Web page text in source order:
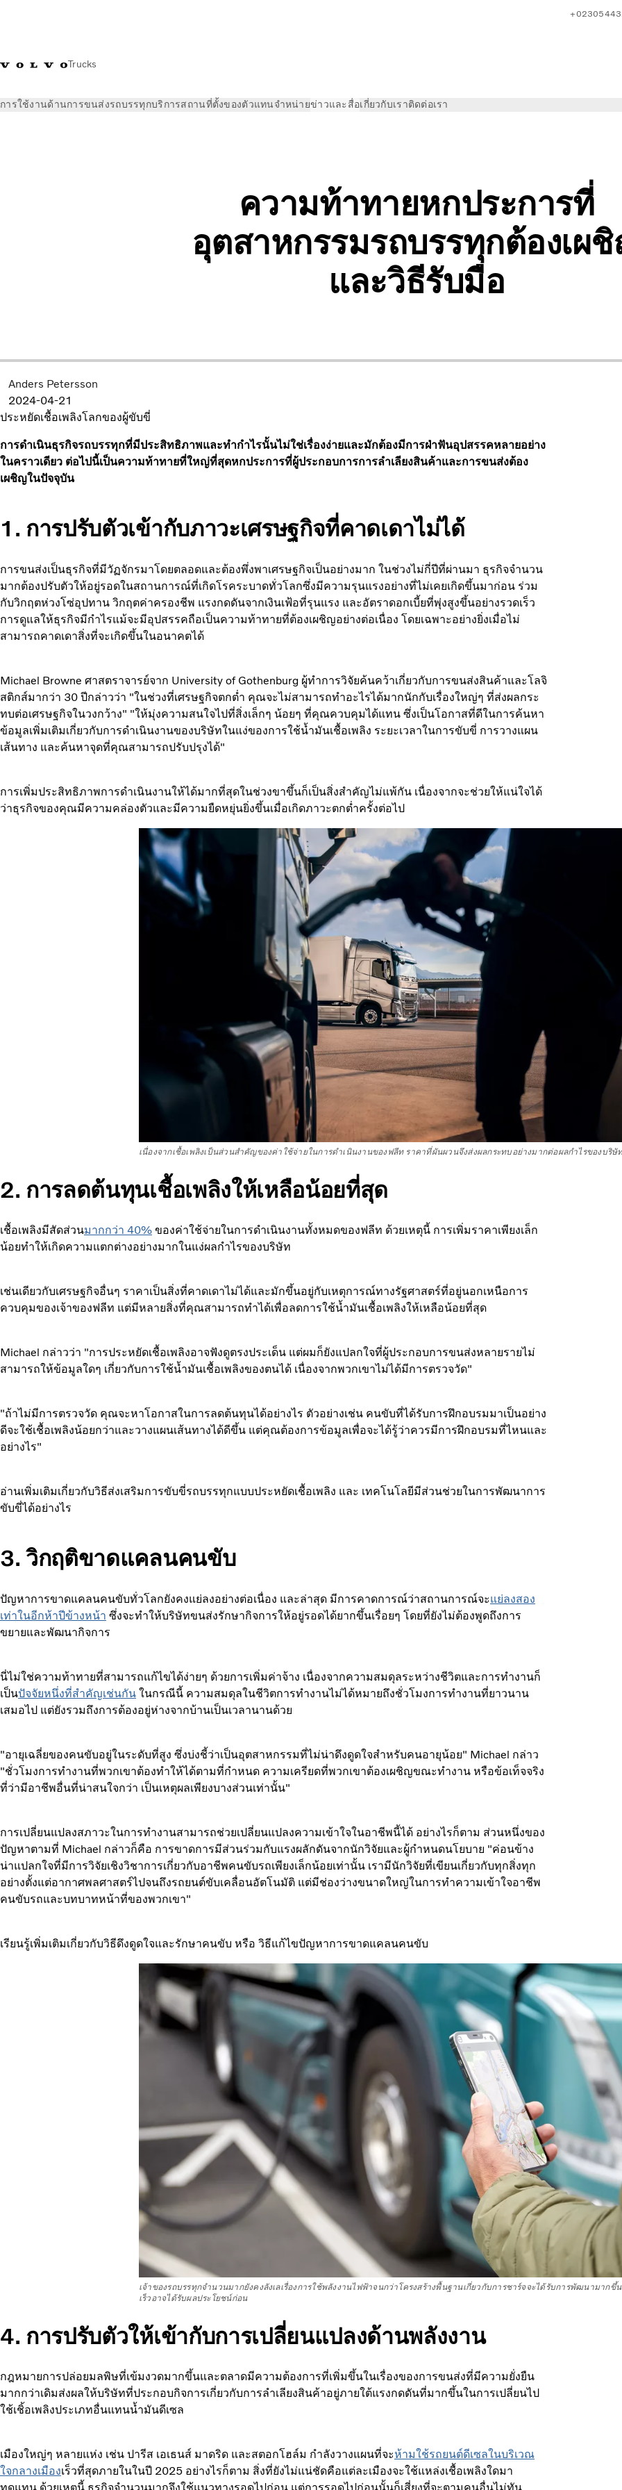
Trucks
การใช้งานด้านการขนส่งรถบรรทุกบริการสถานที่ตั้งของตัวแทนจำหน่ายข่าวและสื่อเกี่ยวกับเราติดต่อเรา
ความท้าทายหกประการที่
อุตสาหกรรมรถบรรทุกต้องเผ
และวิธีรับมือ
Anders Petersson
2024-04-21
ประหยัดเชื้อเพลิงโลกของผู้ขับขี่
การดำเนินธุรกิจรถบรรทุกที่มีประสิทธิภาพและทำกำไรนั้นไม่ใช่เรื่องง่ายและมักต้องมีการฝ่าฟันอุปสรรคหลายอย่าง
ในคราวเดียว ต่อไปนี้เป็นความท้าทายที่ใหญ่ที่สุดหกประการที่ผู้ประกอบการการลำเลียงสินค้าและการขนส่งต้อง
เผชิญในปัจจุบัน
1. การปรับตัวเข้ากับภาวะเศรษฐกิจที่คาดเดาไม่ได้
การขนส่งเป็นธุรกิจที่มีวัฏจักรมาโดยตลอดและต้องพึ่งพาเศรษฐกิจเป็นอย่างมาก ในช่วงไม่กี่ปีที่ผ่านมา ธุรกิจจำนวน
มากต้องปรับตัวให้อยู่รอดในสถานการณ์ที่เกิดโรคระบาดทั่วโลกซึ่งมีความรุนแรงอย่างที่ไม่เคยเกิดขึ้นมาก่อน ร่วม
กับวิกฤตห่วงโซ่อุปทาน วิกฤตค่าครองชีพ แรงกดดันจากเงินเฟ้อที่รุนแรง และอัตราดอกเบี้ยที่พุ่งสูงขึ้นอย่างรวดเร็ว
การดูแลให้ธุรกิจมีกำไรแม้จะมีอุปสรรคถือเป็นความท้าทายที่ต้องเผชิญอย่างต่อเนื่อง โดยเฉพาะอย่างยิ่งเมื่อไม่
สามารถคาดเดาสิ่งที่จะเกิดขึ้นในอนาคตได้
Michael Browne ศาสตราจารย์จาก University of Gothenburg ผู้ทำการวิจัยค้นคว้าเกี่ยวกับการขนส่งสินค้าและโลจิ
สติกส์มากว่า 30 ปีกล่าวว่า "ในช่วงที่เศรษฐกิจตกต่ำ คุณจะไม่สามารถทำอะไรได้มากนักกับเรื่องใหญ่ๆ ที่ส่งผลกระ
ทบต่อเศรษฐกิจในวงกว้าง" "ให้มุ่งความสนใจไปที่สิ่งเล็กๆ น้อยๆ ที่คุณควบคุมได้แทน ซึ่งเป็นโอกาสที่ดีในการค้นหา
ข้อมูลเพิ่มเติมเกี่ยวกับการดำเนินงานของบริษัทในแง่ของการใช้น้ำมันเชื้อเพลิง ระยะเวลาในการขับขี่ การวางแผน
เส้นทาง และค้นหาจุดที่คุณสามารถปรับปรุงได้"
การเพิ่มประสิทธิภาพการดำเนินงานให้ได้มากที่สุดในช่วงขาขึ้นก็เป็นสิ่งสำคัญไม่แพ้กัน เนื่องจากจะช่วยให้แน่ใจได้
ว่าธุรกิจของคุณมีความคล่องตัวและมีความยืดหยุ่นยิ่งขึ้นเมื่อเกิดภาวะตกต่ำครั้งต่อไป
เนื่องจากเชื้อเพลิงเป็นส่วนสำคัญของค่าใช้จ่ายในการดำเนินงานของฟลีท ราคาที่ผันผวนจึงส่งผลกระทบอย่างมากต่อผลกำไรของบริษั
2. การลดต้นทุนเชื้อเพลิงให้เหลือน้อยที่สุด
เชื้อเพลิงมีสัดส่วนมากกว่า 40% ของค่าใช้จ่ายในการดำเนินงานทั้งหมดของฟลีท ด้วยเหตุนี้ การเพิ่มราคาเพียงเล็ก
น้อยทำให้เกิดความแตกต่างอย่างมากในแง่ผลกำไรของบริษัท
เช่นเดียวกับเศรษฐกิจอื่นๆ ราคาเป็นสิ่งที่คาดเดาไม่ได้และมักขึ้นอยู่กับเหตุการณ์ทางรัฐศาสตร์ที่อยู่นอกเหนือการ
ควบคุมของเจ้าของฟลีท แต่มีหลายสิ่งที่คุณสามารถทำได้เพื่อลดการใช้น้ำมันเชื้อเพลิงให้เหลือน้อยที่สุด
Michael กล่าวว่า "การประหยัดเชื้อเพลิงอาจฟังดูตรงประเด็น แต่ผมก็ยังแปลกใจที่ผู้ประกอบการขนส่งหลายรายไม่
สามารถให้ข้อมูลใดๆ เกี่ยวกับการใช้น้ำมันเชื้อเพลิงของตนได้ เนื่องจากพวกเขาไม่ได้มีการตรวจวัด"
"ถ้าไม่มีการตรวจวัด คุณจะหาโอกาสในการลดต้นทุนได้อย่างไร ตัวอย่างเช่น คนขับที่ได้รับการฝึกอบรมมาเป็นอย่าง
ดีจะใช้เชื้อเพลิงน้อยกว่าและวางแผนเส้นทางได้ดีขึ้น แต่คุณต้องการข้อมูลเพื่อจะได้รู้ว่าควรมีการฝึกอบรมที่ไหนและ
อย่างไร"
อ่านเพิ่มเติมเกี่ยวกับวิธีส่งเสริมการขับขี่รถบรรทุกแบบประหยัดเชื้อเพลิง และ เทคโนโลยีมีส่วนช่วยในการพัฒนาการ
ขับขี่ได้อย่างไร
3. วิกฤติขาดแคลนคนขับ
ปัญหาการขาดแคลนคนขับทั่วโลกยังคงแย่ลงอย่างต่อเนื่อง และล่าสุด มีการคาดการณ์ว่าสถานการณ์จะแย่ลงสอง
เท่าในอีกห้าปีข้างหน้า ซึ่งจะทำให้บริษัทขนส่งรักษากิจการให้อยู่รอดได้ยากขึ้นเรื่อยๆ โดยที่ยังไม่ต้องพูดถึงการ
ขยายและพัฒนากิจการ
นี่ไม่ใช่ความท้าทายที่สามารถแก้ไขได้ง่ายๆ ด้วยการเพิ่มค่าจ้าง เนื่องจากความสมดุลระหว่างชีวิตและการทำงานก็
เป็นปัจจัยหนึ่งที่สำคัญเช่นกัน ในกรณีนี้ ความสมดุลในชีวิตการทำงานไม่ได้หมายถึงชั่วโมงการทำงานที่ยาวนาน
เสมอไป แต่ยังรวมถึงการต้องอยู่ห่างจากบ้านเป็นเวลานานด้วย
"อายุเฉลี่ยของคนขับอยู่ในระดับที่สูง ซึ่งบ่งชี้ว่าเป็นอุตสาหกรรมที่ไม่น่าดึงดูดใจสำหรับคนอายุน้อย" Michael กล่าว
"ชั่วโมงการทำงานที่พวกเขาต้องทำให้ได้ตามที่กำหนด ความเครียดที่พวกเขาต้องเผชิญขณะทำงาน หรือข้อเท็จจริง
ที่ว่ามีอาชีพอื่นที่น่าสนใจกว่า เป็นเหตุผลเพียงบางส่วนเท่านั้น"
การเปลี่ยนแปลงสภาวะในการทำงานสามารถช่วยเปลี่ยนแปลงความเข้าใจในอาชีพนี้ได้ อย่างไรก็ตาม ส่วนหนึ่งของ
ปัญหาตามที่ Michael กล่าวก็คือ การขาดการมีส่วนร่วมกับแรงผลักดันจากนักวิจัยและผู้กำหนดนโยบาย "ค่อนข้าง
น่าแปลกใจที่มีการวิจัยเชิงวิชาการเกี่ยวกับอาชีพคนขับรถเพียงเล็กน้อยเท่านั้น เรามีนักวิจัยที่เขียนเกี่ยวกับทุกสิ่งทุก
อย่างตั้งแต่อากาศพลศาสตร์ไปจนถึงรถยนต์ขับเคลื่อนอัตโนมัติ แต่มีช่องว่างขนาดใหญ่ในการทำความเข้าใจอาชีพ
คนขับรถและบทบาทหน้าที่ของพวกเขา"
เรียนรู้เพิ่มเติมเกี่ยวกับวิธีดึงดูดใจและรักษาคนขับ หรือ วิธีแก้ไขปัญหาการขาดแคลนคนขับ
เจ้าของรถบรรทุกจำนวนมากยังคงลังเลเรื่องการใช้พลังงานไฟฟ้าจนกว่าโครงสร้างพื้นฐานเกี่ยวกับการชาร์จจะได้รับการพัฒนามากขึ้
เร็วอาจได้รับผลประโยชน์ก่อน
4. การปรับตัวให้เข้ากับการเปลี่ยนแปลงด้านพลังงาน
กฎหมายการปล่อยมลพิษที่เข้มงวดมากขึ้นและตลาดมีความต้องการที่เพิ่มขึ้นในเรื่องของการขนส่งที่มีความยั่งยืน
มากกว่าเดิมส่งผลให้บริษัทที่ประกอบกิจการเกี่ยวกับการลำเลียงสินค้าอยู่ภายใต้แรงกดดันที่มากขึ้นในการเปลี่ยนไป
ใช้เชิ้อเพลิงประเภทอื่นแทนน้ำมันดีเซล
เมืองใหญ่ๆ หลายแห่ง เช่น ปารีส เอเธนส์ มาดริด และสตอกโฮล์ม กำลังวางแผนที่จะห้ามใช้รถยนต์ดีเซลในบริเวณ
ใจกลางเมืองเร็วที่สุดภายในในปี 2025 อย่างไรก็ตาม สิ่งที่ยังไม่แน่ชัดคือแต่ละเมืองจะใช้แหล่งเชื้อเพลิงใดมา